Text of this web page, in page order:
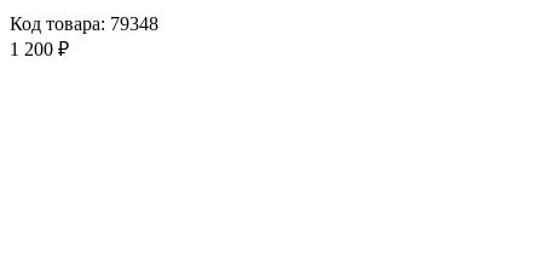
Код товара: 79348
1 200 ₽